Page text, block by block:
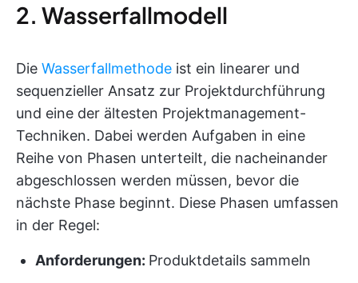
2. Wasserfallmodell
Die Wasserfallmethode ist ein linearer und
sequenzieller Ansatz zur Projektdurchführung
und eine der ältesten Projektmanagement-
Techniken. Dabei werden Aufgaben in eine
Reihe von Phasen unterteilt, die nacheinander
abgeschlossen werden müssen, bevor die
nächste Phase beginnt. Diese Phasen umfassen
in der Regel:
Anforderungen: Produktdetails sammeln